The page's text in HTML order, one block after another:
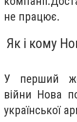
не працює.
Як і кому
У перший
війни Нова
української